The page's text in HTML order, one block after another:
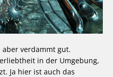
aber verdammt gut.
in der Umgebung,
Ja hier ist auch das